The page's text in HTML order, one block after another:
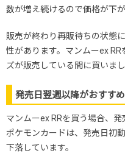
数が増え続けるので価格が下が
販売が終わり再販待ちの状態
性があります。マンムーex
ズが販売している間に買いまし
発売日翌週以降がおすすめ
マンムーex RRを買う場合、
ポケモンカードは、発売日初
下落しています。